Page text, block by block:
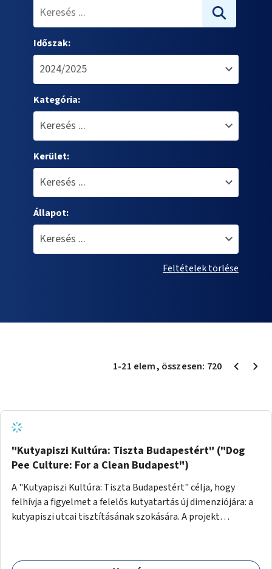
Időszak:
Kategória:
Kerület:
Állapot:
Feltételek törlése
1-21 elem, összesen: 720
"Kutyapiszi Kultúra: Tiszta Budapestért" ("Dog
Pee Culture: For a Clean Budapest")
A "Kutyapiszi Kultúra: Tiszta Budapestért" célja, hogy
felhívja a figyelmet a felelős kutyatartás új dimenziójára: a
kutyapiszi utcai tisztításának szokására. A projekt
palack vízzel öblítsék le azt, ezzel hozzájárulva a tiszta,